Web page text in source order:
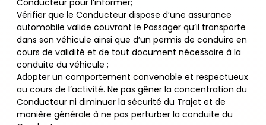
Conducteur pour l’informer;
Vérifier que le Conducteur dispose d’une assurance
automobile valide couvrant le Passager qu’il transporte
dans son véhicule ainsi que d’un permis de conduire en
cours de validité et de tout document nécessaire à la
conduite du véhicule ;
Adopter un comportement convenable et respectueux
au cours de l’activité. Ne pas gêner la concentration du
Conducteur ni diminuer la sécurité du Trajet et de
manière générale à ne pas perturber la conduite du